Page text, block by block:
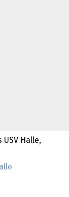
Halle,